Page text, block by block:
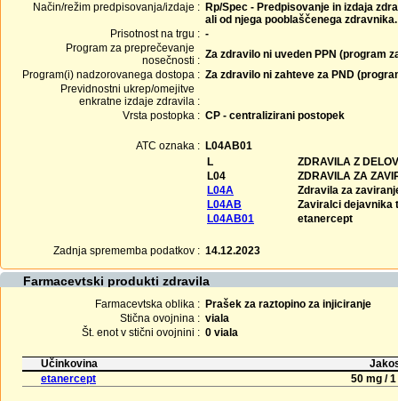
Način/režim predpisovanja/izdaje : Rp/Spec - Predpisovanje in izdaja
ali od njega pooblaščenega zdravnika.
Prisotnost na trgu : -
Program za preprečevanje
nosečnosti : Za zdravilo ni uveden PPN (program
Program(i) nadzorovanega dostopa : Za zdravilo ni zahteve za PND
Previdnostni ukrep/omejitve
enkratne izdaje zdravila :
Vrsta postopka : CP - centralizirani postopek
ATC oznaka : L04AB01
L
ZDRAVILA Z
L04
ZDRAVILA ZA
L04A
Zdravila za
L04AB
Zaviralci dejavnika
L04AB01
etanercept
Zadnja sprememba podatkov : 14.12.2023
Farmacevtski produkti zdravila
Farmacevtska oblika : Prašek za raztopino za injiciranje
Stična ovojnina : viala
Št. enot v stični ovojnini : 0 viala
Učinkovina
etanercept
50 mg /